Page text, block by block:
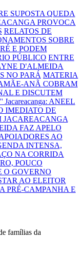
SUPOSTA QUEDA
PROVOCA
RELATOS DE
SOBRE
E PODEM
PÚBLICO ENTRE
D'ALMEIDA
NO PARÁ MATERIA
ANÃ COBRAM
E DISCUTEM
Jacareacanga: ANEEL
IMEDIATO DE
JACAREACANGA
FAZ APELO
AO
INTENSA,
NA CORRIDA
POUCO
O GOVERNO
AO ELEITOR
PRÉ-CAMPANHA E